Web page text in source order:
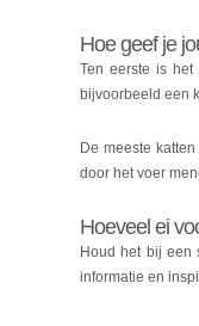
Hoe geef je
Ten eerste is
bijvoorbeeld een
De meeste
door het voer
Hoeveel ei
Houd het bij een
informatie en